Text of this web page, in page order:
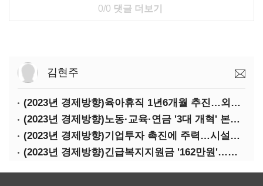
0/0 댓글 더보기
김현주
(2023년 경제방향)육아휴직 1년6개월 추진…외국인력 비자 쿼터 11만명 확대
(2023년 경제방향)노동·교육·연금 '3대 개혁' 본격화…상반기엔 근로시간 개편
(2023년 경제방향)기업투자 촉진에 주력…시설투자 '50조' 지원·공제율 10%↑
(2023년 경제방향)긴급복지지원금 '162만원'…기초연금 1만4000원·장애수당 2만원↑